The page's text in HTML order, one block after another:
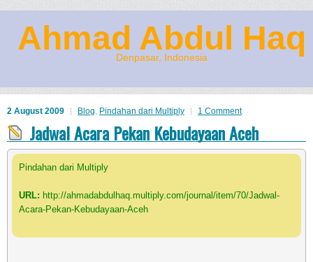
Ahmad Abdul Haq
Denpasar, Indonesia
2 August 2009 Blog, Pindahan dari Multiply 1 Comment
Jadwal Acara Pekan Kebudayaan Aceh
Pindahan dari Multiply
URL: http://ahmadabdulhaq.multiply.com/journal/item/70/Jadwal-
Acara-Pekan-Kebudayaan-Aceh